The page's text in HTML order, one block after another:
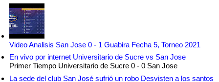
Video Analisis San Jose 0 - 1 Guabira Fecha 5, Torneo 2021
En vivo por internet Universitario de Sucre vs San Jose
Primer Tiempo Universitario de Sucre 0 - 0 San Jose
La sede del club San José sufrió un robo Desvisten a los santos